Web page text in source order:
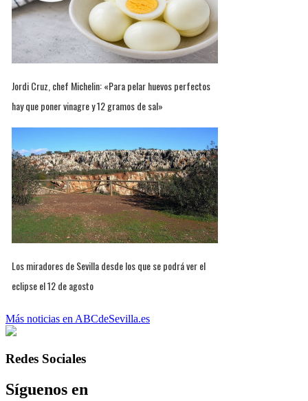
Jordi Cruz, chef Michelin: «Para pelar huevos perfectos
hay que poner vinagre y 12 gramos de sal»
Los miradores de Sevilla desde los que se podrá ver el
eclipse el 12 de agosto
Más noticias en ABCdeSevilla.es
Redes Sociales
Síguenos en